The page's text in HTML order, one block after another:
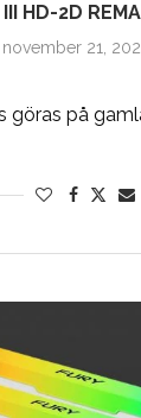
HD-2D
november 21,
göras på